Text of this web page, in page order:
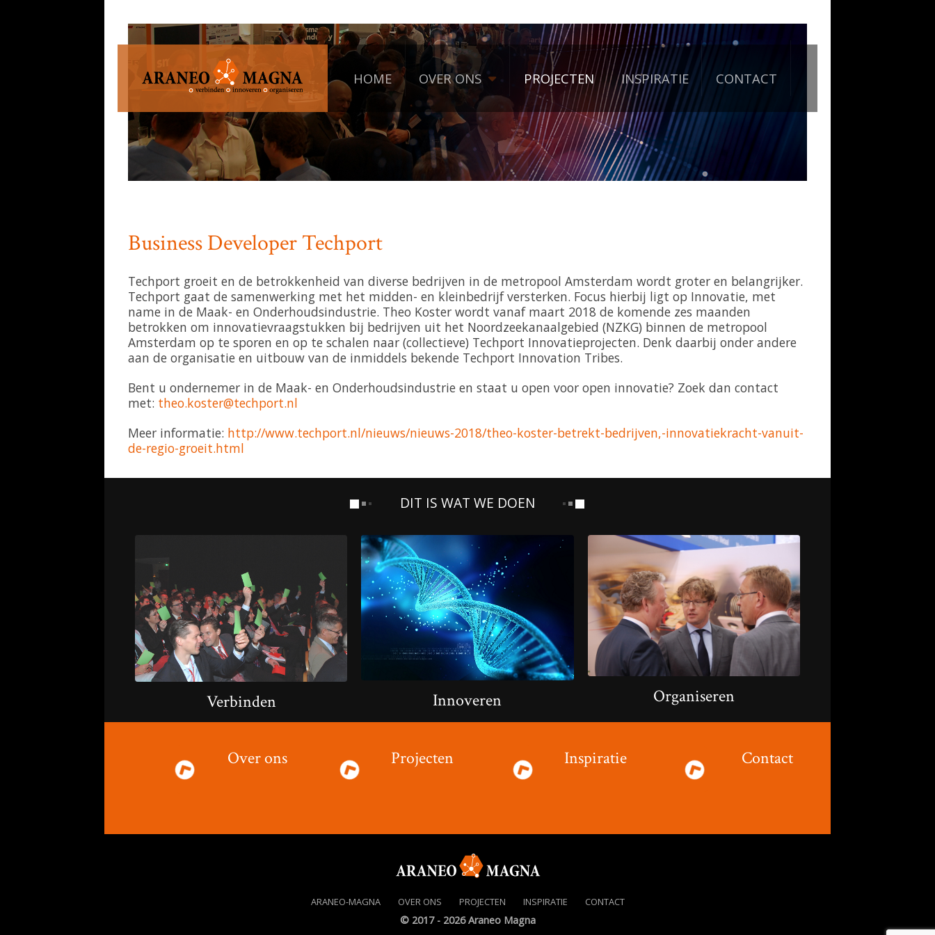
HOME OVER ONS PROJECTEN INSPIRATIE CONTACT
Business Developer Techport
Techport groeit en de betrokkenheid van diverse bedrijven in de metropool Amsterdam wordt groter en belangrijker.
Techport gaat de samenwerking met het midden- en kleinbedrijf versterken. Focus hierbij ligt op Innovatie, met
name in de Maak- en Onderhoudsindustrie. Theo Koster wordt vanaf maart 2018 de komende zes maanden
betrokken om innovatievraagstukken bij bedrijven uit het Noordzeekanaalgebied (NZKG) binnen de metropool
Amsterdam op te sporen en op te schalen naar (collectieve) Techport Innovatieprojecten. Denk daarbij onder andere
aan de organisatie en uitbouw van de inmiddels bekende Techport Innovation Tribes.
Bent u ondernemer in de Maak- en Onderhoudsindustrie en staat u open voor open innovatie? Zoek dan contact
met: theo.koster@techport.nl
Meer informatie: http://www.techport.nl/nieuws/nieuws-2018/theo-koster-betrekt-bedrijven,-innovatiekracht-vanuit-
de-regio-groeit.html
DIT IS WAT WE DOEN
Verbinden Innoveren Organiseren
Over ons Projecten Inspiratie Contact
ARANEO-MAGNA OVER ONS PROJECTEN INSPIRATIE CONTACT
© 2017 - 2026 Araneo Magna